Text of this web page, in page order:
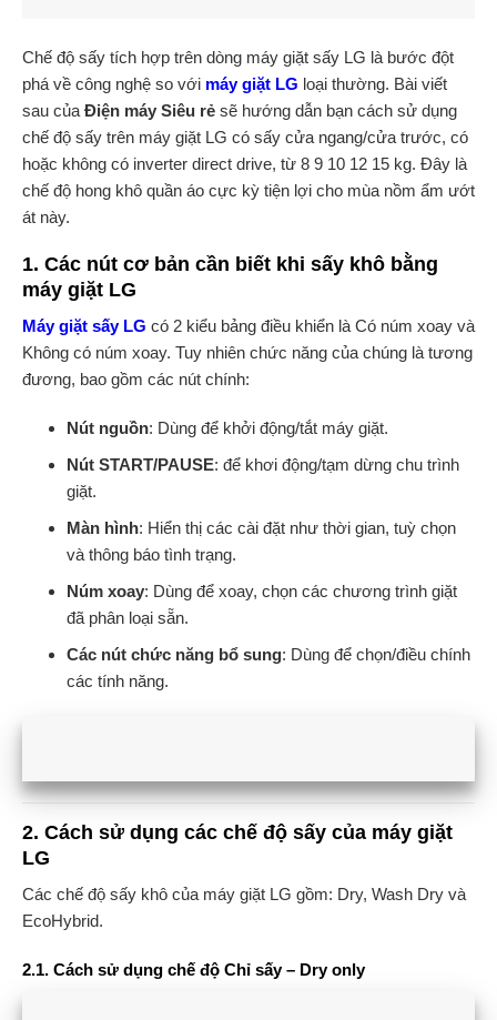
Chế độ sấy tích hợp trên dòng máy giặt sấy LG là bước đột
phá về công nghệ so với máy giặt LG loại thường. Bài viết
sau của Điện máy Siêu rẻ sẽ hướng dẫn bạn cách sử dụng
chế độ sấy trên máy giặt LG có sấy cửa ngang/cửa trước, có
hoặc không có inverter direct drive, từ 8 9 10 12 15 kg. Đây là
chế độ hong khô quần áo cực kỳ tiện lợi cho mùa nồm ẩm ướt
át này.
1. Các nút cơ bản cần biết khi sấy khô bằng
máy giặt LG
Máy giặt sấy LG có 2 kiểu bảng điều khiển là Có núm xoay và
Không có núm xoay. Tuy nhiên chức năng của chúng là tương
đương, bao gồm các nút chính:
Nút nguồn: Dùng để khởi động/tắt máy giặt.
Nút START/PAUSE: để khơi động/tạm dừng chu trình
giặt.
Màn hình: Hiển thị các cài đặt như thời gian, tuỳ chọn
và thông báo tình trạng.
Núm xoay: Dùng để xoay, chọn các chương trình giặt
đã phân loại sẵn.
Các nút chức năng bổ sung: Dùng để chọn/điều chính
các tính năng.
2. Cách sử dụng các chế độ sấy của máy giặt
LG
Các chế độ sấy khô của máy giặt LG gồm: Dry, Wash Dry và
EcoHybrid.
2.1. Cách sử dụng chế độ Chỉ sấy – Dry only